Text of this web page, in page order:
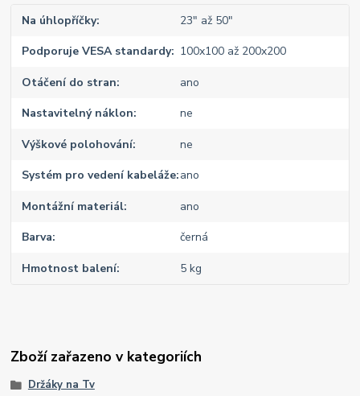
Na úhlopříčky 23" až 50"
Podporuje VESA standardy 100x100 až 200x200
Otáčení do stran ano
Nastavitelný náklon ne
Výškové polohování ne
Systém pro vedení kabeláže ano
Montážní materiál ano
Barva černá
Hmotnost balení 5 kg
Zboží zařazeno v kategoriích
Držáky na Tv